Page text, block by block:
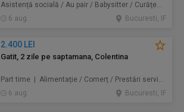
Asistență socială / Au pair / Babysitter / Curăţenie / Prestări servicii
6 aug.
Bucuresti, IF
2.400 LEI
Gatit, 2 zile pe saptamana, Colentina
Part time | Alimentație / Comerț / Prestări servicii
6 aug.
Bucuresti, IF